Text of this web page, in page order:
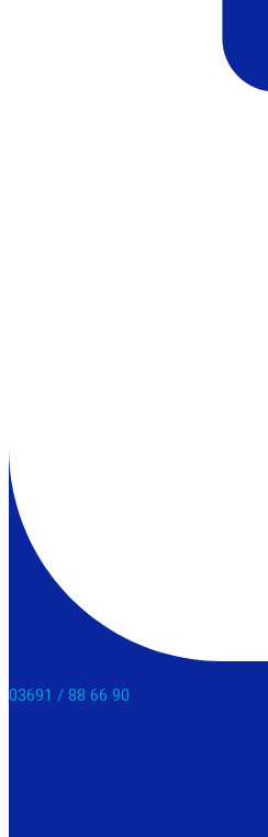
03691 / 88 66 90​